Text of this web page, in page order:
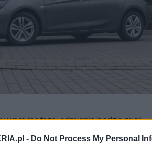
- Do Not Process My Personal
najuboższej odmianie będzie miał
z ekranem dotykowym i
CarPlay i Android Auto